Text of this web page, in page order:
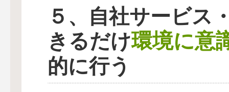
５、自社サービス
きるだけ環境に意
的に行う